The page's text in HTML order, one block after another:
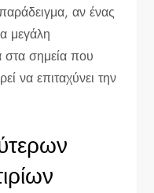
αν ένας
μεγάλη
στα σημεία που
να επιταχύνει την